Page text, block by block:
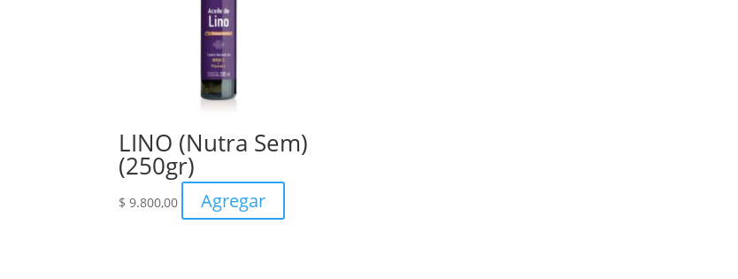
LINO (Nutra Sem)
(250gr)
$ 9.800,00 Agregar